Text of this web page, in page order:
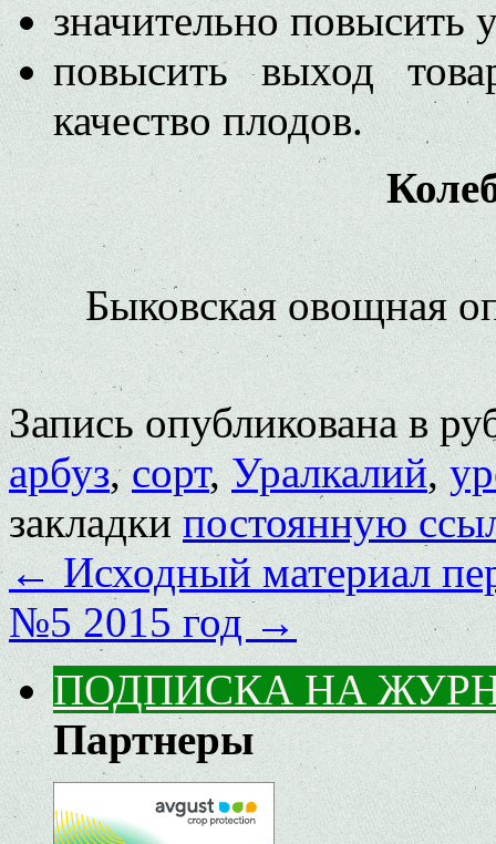
значительно повысить
повысить выход
качество плодов.
Быковская овощная
Запись опубликована в
арбуз,сорт,Уралкалий,
закладкипостоянную
←Исходный материал
№5 2015 год→
ПОДПИСКА НА
Партнеры